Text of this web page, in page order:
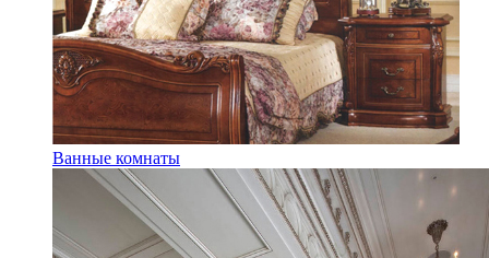
Ванные комнаты